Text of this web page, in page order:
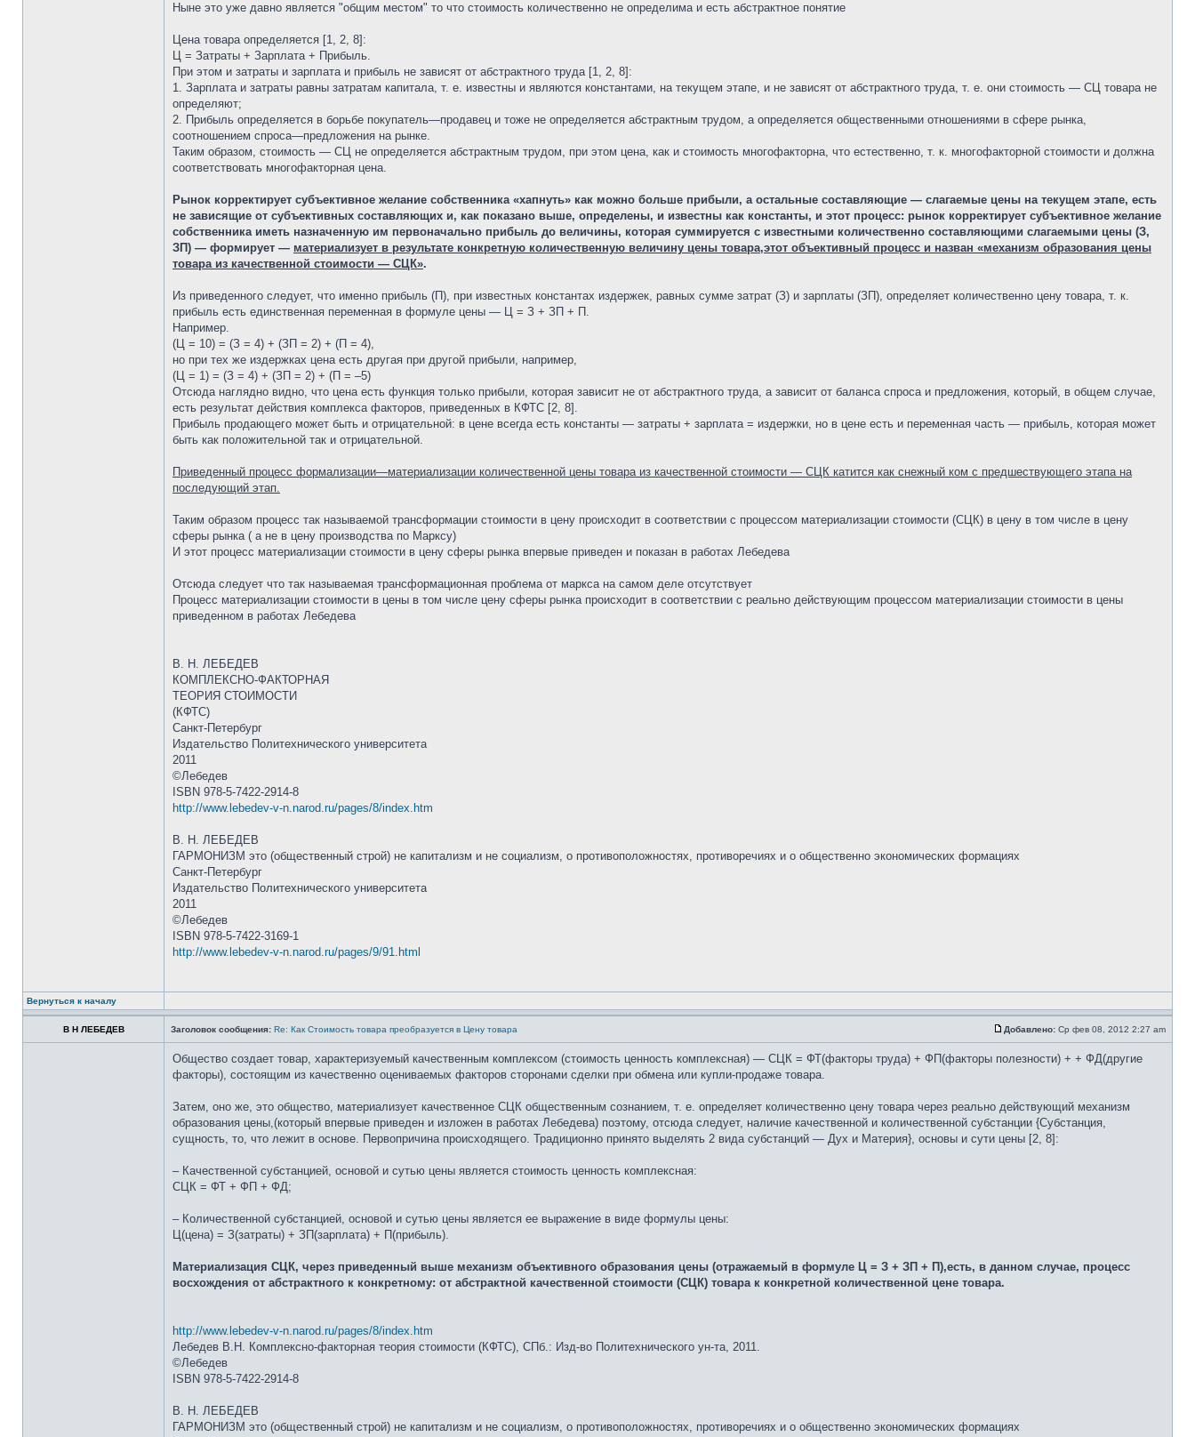
Ныне это уже давно является "общим местом" то что стоимость количественно не определима и есть абстрактное понятие
Цена товара определяется [1, 2, 8]:
Ц = Затраты + Зарплата + Прибыль.
При этом и затраты и зарплата и прибыль не зависят от абстрактного труда [1, 2, 8]:
1. Зарплата и затраты равны затратам капитала, т. е. известны и являются константами, на текущем этапе, и не зависят от абстрактного труда, т. е. они стоимость — СЦ товара не
определяют;
2. Прибыль определяется в борьбе покупатель—продавец и тоже не определяется абстрактным трудом, а определяется общественными отношениями в сфере рынка,
соотношением спроса—предложения на рынке.
Таким образом, стоимость — СЦ не определяется абстрактным трудом, при этом цена, как и стоимость многофакторна, что естественно, т. к. многофакторной стоимости и должна
соответствовать многофакторная цена.
Рынок корректирует субъективное желание собственника «хапнуть» как можно больше прибыли, а остальные составляющие — слагаемые цены на текущем этапе, есть
не зависящие от субъективных составляющих и, как показано выше, определены, и известны как константы, и этот процесс: рынок корректирует субъективное желание
собственника иметь назначенную им первоначально прибыль до величины, которая суммируется с известными количественно составляющими слагаемыми цены (З,
ЗП) — формирует — материализует в результате конкретную количественную величину цены товара,этот объективный процесс и назван «механизм образования цены
товара из качественной стоимости — СЦК».
Из приведенного следует, что именно прибыль (П), при известных константах издержек, равных сумме затрат (З) и зарплаты (ЗП), определяет количественно цену товара, т. к.
прибыль есть единственная переменная в формуле цены — Ц = З + ЗП + П.
Например.
(Ц = 10) = (З = 4) + (ЗП = 2) + (П = 4),
но при тех же издержках цена есть другая при другой прибыли, например,
(Ц = 1) = (З = 4) + (ЗП = 2) + (П = –5)
Отсюда наглядно видно, что цена есть функция только прибыли, которая зависит не от абстрактного труда, а зависит от баланса спроса и предложения, который, в общем случае,
есть результат действия комплекса факторов, приведенных в КФТС [2, 8].
Прибыль продающего может быть и отрицательной: в цене всегда есть константы — затраты + зарплата = издержки, но в цене есть и переменная часть — прибыль, которая может
быть как положительной так и отрицательной.
Приведенный процесс формализации—материализа­ции количественной цены товара из качественной стоимости — СЦК катится как снежный ком с предшествующего этапа на
последующий этап.
Таким образом процесс так называемой трансформации стоимости в цену происходит в соответствии с процессом материализации стоимости (СЦК) в цену в том числе в цену
сферы рынка ( а не в цену производства по Марксу)
И этот процесс материализации стоимости в цену сферы рынка впервые приведен и показан в работах Лебедева
Отсюда следует что так называемая трансформационная проблема от маркса на самом деле отсутствует
Процесс материализации стоимости в цены в том числе цену сферы рынка происходит в соответствии с реально действующим процессом материализации стоимости в цены
приведенном в работах Лебедева
В. Н. ЛЕБЕДЕВ
КОМПЛЕКСНО-ФАКТОРНАЯ
ТЕОРИЯ СТОИМОСТИ
(КФТС)
Санкт-Петербург
Издательство Политехнического университета
2011
©Лебедев
ISBN 978-5-7422-2914-8
http://www.lebedev-v-n.narod.ru/pages/8/index.htm
В. Н. ЛЕБЕДЕВ
ГАРМОНИЗМ это (общественный строй) не капитализм и не социализм, о противоположностях, противоречиях и о общественно экономических формациях
Санкт-Петербург
Издательство Политехнического университета
2011
©Лебедев
ISBN 978-5-7422-3169-1
http://www.lebedev-v-n.narod.ru/pages/9/91.html
Вернуться к началу
В Н ЛЕБЕДЕВ Заголовок сообщения: Re: Как Стоимость товара преобразуется в Цену товара Добавлено: Ср фев 08, 2012 2:27 am
Общество создает товар, характеризуемый качественным комплексом (стоимость ценность комплексная) — СЦК = ФТ(факторы труда) + ФП(факторы полезности) + + ФД(другие
факторы), состоящим из качественно оцениваемых факторов сторонами сделки при обмена или купли-продаже товара.
Затем, оно же, это общество, материализует качественное СЦК общественным сознанием, т. е. определяет количественно цену товара через реально действующий механизм
образования цены,(который впервые приведен и изложен в работах Лебедева) поэтому, отсюда следует, наличие качественной и количественной субстанции {Субстанция,
сущность, то, что лежит в основе. Первопричина происходящего. Традиционно принято выделять 2 вида субстанций — Дух и Материя}, основы и сути цены [2, 8]:
– Качественной субстанцией, основой и сутью цены является стоимость ценность комплексная:
СЦК = ФТ + ФП + ФД;
– Количественной субстанцией, основой и сутью цены является ее выражение в виде формулы цены:
Ц(цена) = З(затраты) + ЗП(зарплата) + П(прибыль).
Материализация СЦК, через приведенный выше механизм объективного образования цены (отражаемый в формуле Ц = З + ЗП + П),есть, в данном случае, процесс
восхождения от абстрактного к конкретному: от абстрактной качественной стоимости (СЦК) товара к конкретной количественной цене товара.
http://www.lebedev-v-n.narod.ru/pages/8/index.htm
Лебедев В.Н. Комплексно-факторная теория стоимости (КФТС), СПб.: Изд-во Политехнического ун-та, 2011.
©Лебедев
ISBN 978-5-7422-2914-8
В. Н. ЛЕБЕДЕВ
ГАРМОНИЗМ это (общественный строй) не капитализм и не социализм, о противоположностях, противоречиях и о общественно экономических формациях